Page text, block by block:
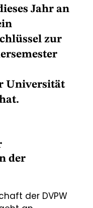
Jahr an
zur
Universität
der
der DVPW